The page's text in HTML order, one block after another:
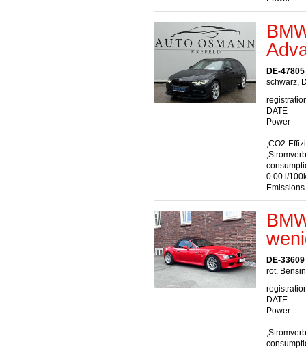
DE-
schwarz,
DATE
Power
,CO2-
0.00 l/
DE-
rot,
DATE
Power